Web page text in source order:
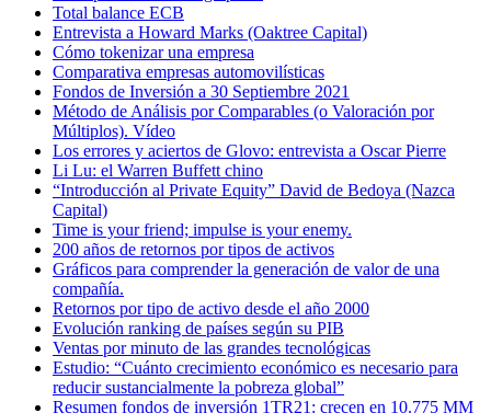
Total balance ECB
Entrevista a Howard Marks (Oaktree Capital)
Cómo tokenizar una empresa
Comparativa empresas automovilísticas
Fondos de Inversión a 30 Septiembre 2021
Método de Análisis por Comparables (o Valoración por
Múltiplos). Vídeo
Los errores y aciertos de Glovo: entrevista a Oscar Pierre
Li Lu: el Warren Buffett chino
“Introducción al Private Equity” David de Bedoya (Nazca
Capital)
Time is your friend; impulse is your enemy.
200 años de retornos por tipos de activos
Gráficos para comprender la generación de valor de una
compañía.
Retornos por tipo de activo desde el año 2000
Evolución ranking de países según su PIB
Ventas por minuto de las grandes tecnológicas
Estudio: “Cuánto crecimiento económico es necesario para
reducir sustancialmente la pobreza global”
Resumen fondos de inversión 1TR21: crecen en 10.775 MM